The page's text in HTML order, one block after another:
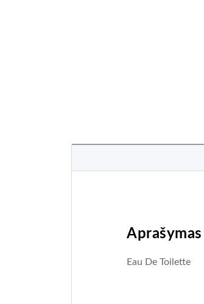
Aprašymas
Eau De Toilette